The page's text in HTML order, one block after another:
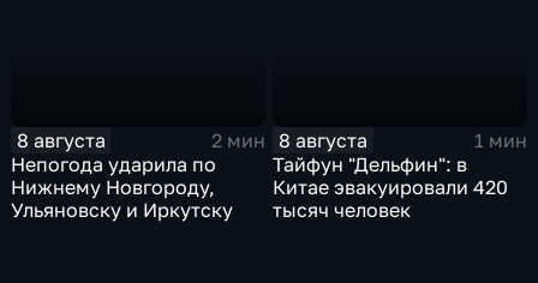
8 августа
2 мин
Непогода ударила по
Нижнему Новгороду,
Ульяновску и Иркутску
8 августа
1 мин
Тайфун "Дельфин": в
Китае эвакуировали 420
тысяч человек